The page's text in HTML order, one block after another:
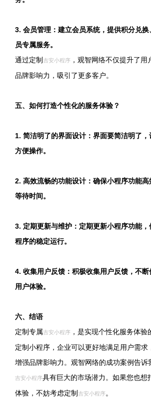
3. 会员管理：建立会员系统，提供积分兑
员专属服务。
通过定制 吉安小程序 ，观智网络不仅提升了用
品牌影响力，吸引了更多客户。
五、如何打造个性化的服务体验？
1. 简洁明了的界面设计：界面要简洁明了，
方便操作。
2. 高效流畅的功能设计：确保小程序功能
等待时间。
3. 定期更新与维护：定期更新小程序功能
程序的稳定运行。
4. 收集用户反馈：积极收集用户反馈，不
用户体验。
六、结语
定制专属吉安小程序 ，是实现个性化服务体验
定制小程序，企业可以更好地满足用户需求
增强品牌影响力。观智网络的成功案例告诉
吉安小程序具有巨大的市场潜力。如果您也想
体验，不妨考虑定制 吉安小程序 。